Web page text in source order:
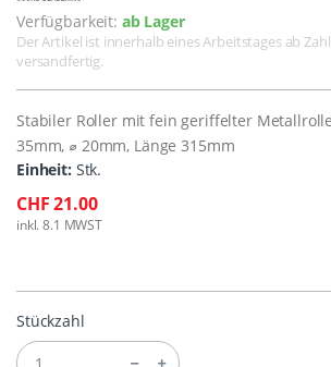
Verfügbarkeit: ab Lager
Der Artikel ist innerhalb eines Arbeitstages ab
versandfertig.
Stabiler Roller mit fein geriffelter
35mm, ⌀ 20mm, Länge 315mm
Einheit: Stk.
CHF 21.00
inkl. 8.1 MWST
Stückzahl